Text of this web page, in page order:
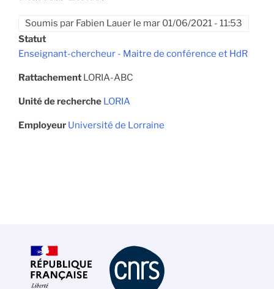
Soumis par Fabien Lauer le mar 01/06/2021 - 11:53
Statut
Enseignant-chercheur - Maitre de conférence et HdR
Rattachement LORIA-ABC
Unité de recherche LORIA
Employeur Université de Lorraine